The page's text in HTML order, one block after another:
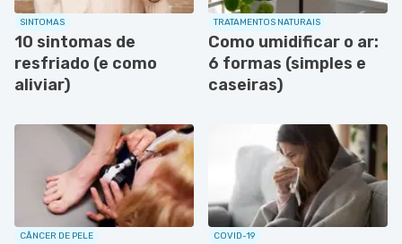
SINTOMAS
10 sintomas de
resfriado (e como
aliviar)
TRATAMENTOS NATURAIS
Como umidificar o ar:
6 formas (simples e
caseiras)
CÂNCER DE PELE COVID-19